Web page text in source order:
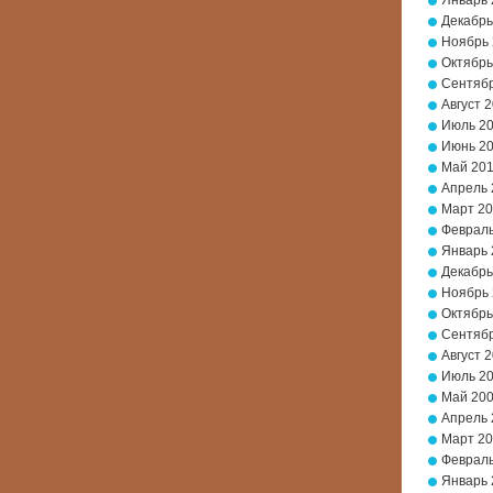
Ноябрь
Август
Июль
Июнь
Май
Апрель
Март
Январь
Ноябрь
Август
Июль
Май
Апрель
Март
Январь